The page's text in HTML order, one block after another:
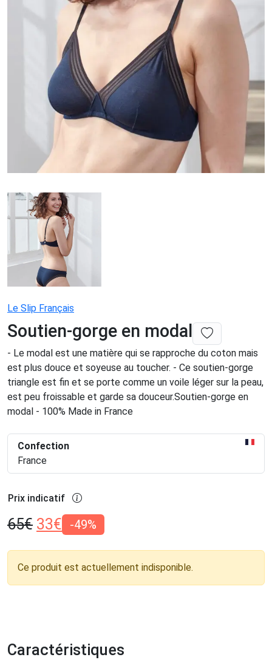
Le Slip Français
Soutien-gorge en modal
- Le modal est une matière qui se rapproche du coton mais
est plus douce et soyeuse au toucher. - Ce soutien-gorge
triangle est fin et se porte comme un voile léger sur la peau,
est peu froissable et garde sa douceur.Soutien-gorge en
modal - 100% Made in France
Confection
France
Prix indicatif
65€ 33€ -49%
Ce produit est actuellement indisponible.
Caractéristiques